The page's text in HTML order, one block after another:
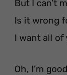
But I can’t
Is it wrong
I want all of
Oh, I’m